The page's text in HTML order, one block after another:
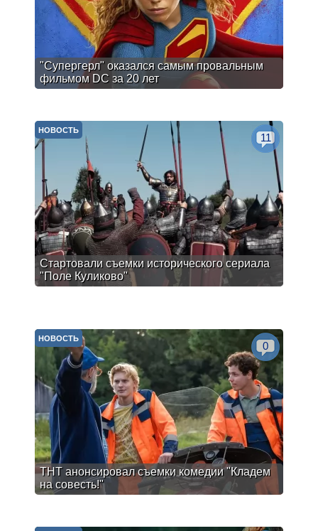
"Супергерл" оказался самым провальным
фильмом DC за 20 лет
Стартовали съемки исторического сериала
"Поле Куликово"
НОВОСТЬ
11
ТНТ анонсировал съемки комедии "Кладем
на совесть!"
НОВОСТЬ
0